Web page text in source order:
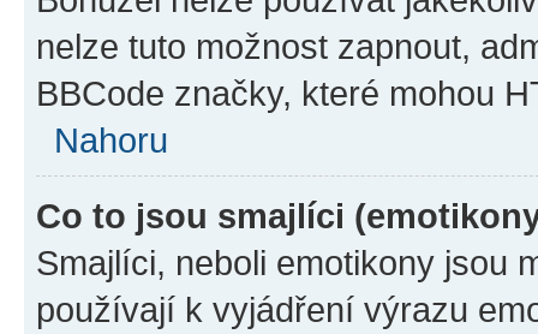
nelze tuto možnost zapnout,
BBCode značky, které mohou
Nahoru
Co to jsou smajlíci
Smajlíci, neboli emotikony jsou
používají k vyjádření výrazu